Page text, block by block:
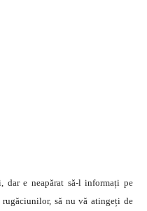
dar e neapărat să-l informați pe
să nu vă atingeți de